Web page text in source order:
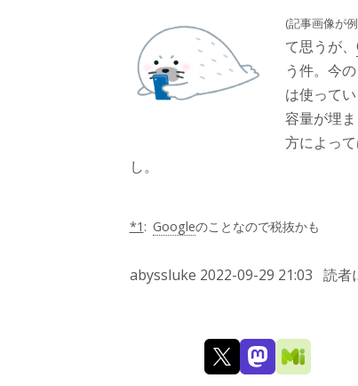
(記事画像が
て思うが、
う件。今
は使ってい
容量が埋
方によっ
し。
*1 : Googleのことなので税抜かも
abyssluke 2022-09-29 21:03 読者